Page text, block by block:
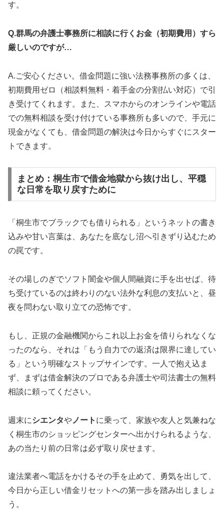
す。
Q.群馬の弁護士事務所に相談に行くお金（初期費用）すら
厳しいのですが…
A.ご安心ください。借金問題に強い法務事務所の多くは、
初期費用ゼロ（相談料無料・着手金の分割払い対応）で引
き受けてくれます。また、スマホからのオンラインや電話
での無料相談を受け付けている事務所も多いので、手元に
現金がなくても、借金問題の解決は今日からすぐにスター
トできます。
まとめ：桐生市で借金地獄から抜け出し、平穏
な日常を取り戻すために
「桐生市でブラックでも借りられる」というネットの書き
込みや甘い言葉は、あなたを底なし沼へ引きずり込むため
の罠です。
その場しのぎでソフト闇金や個人間融資に手を出せば、待
ち受けているのは終わりのない法外な利息の支払いと、昼
夜を問わない取り立ての恐怖です。
もし、正規の金融機関からこれ以上お金を借りられなくな
ったのなら、それは「もう自力での返済は限界に達してい
る」という明確なストップサインです。一人で抱え込ま
ず、まずは借金解決のプロである弁護士や司法書士の無料
相談に頼ってください。
週末にシエンタや ノート に乗って、家族や友人と気兼ねな
く桐生市のショッピングセンターへ出かけられるような、
あの当たり前の日常は必ず取り戻せます。
違法業者へ電話をかけるその手を止めて、勇気を出して、
今日から正しい借金リセットへの第一歩を踏み出しましょ
う。